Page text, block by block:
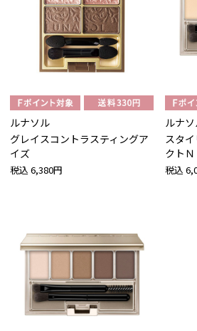
ルナソル
グレイスコントラスティングア
イズ
税込 6,380円
ルナ
スタ
クト
税込